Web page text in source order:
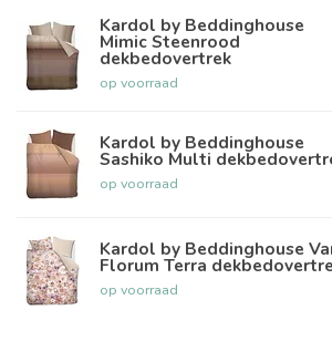
Kardol by Beddinghouse
Mimic Steenrood
dekbedovertrek
op voorraad
Kardol by Beddinghouse
Sashiko Multi
op voorraad
Kardol by Beddinghouse
Florum Terra
op voorraad